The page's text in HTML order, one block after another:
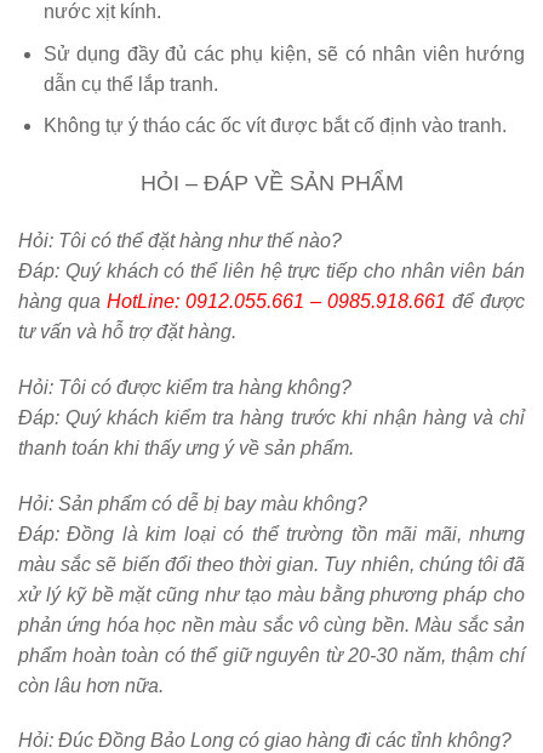
nước xịt kính.
Sử dụng đầy đủ các phụ kiện, sẽ có nhân viên hướng
dẫn cụ thể lắp tranh.
Không tự ý tháo các ốc vít được bắt cố định vào tranh.
HỎI – ĐÁP VỀ SẢN PHẨM
Hỏi: Tôi có thể đặt hàng như thế nào?
Đáp: Quý khách có thể liên hệ trực tiếp cho nhân viên bán
hàng qua HotLine: 0912.055.661 – 0985.918.661 để được
tư vấn và hỗ trợ đặt hàng.
Hỏi: Tôi có được kiểm tra hàng không?
Đáp: Quý khách kiểm tra hàng trước khi nhận hàng và chỉ
thanh toán khi thấy ưng ý về sản phẩm.
Hỏi: Sản phẩm có dễ bị bay màu không?
Đáp: Đồng là kim loại có thể trường tồn mãi mãi, nhưng
màu sắc sẽ biến đổi theo thời gian. Tuy nhiên, chúng tôi đã
xử lý kỹ bề mặt cũng như tạo màu bằng phương pháp cho
phản ứng hóa học nền màu sắc vô cùng bền. Màu sắc sản
phẩm hoàn toàn có thể giữ nguyên từ 20-30 năm, thậm chí
còn lâu hơn nữa.
Hỏi: Đúc Đồng Bảo Long có giao hàng đi các tỉnh không?